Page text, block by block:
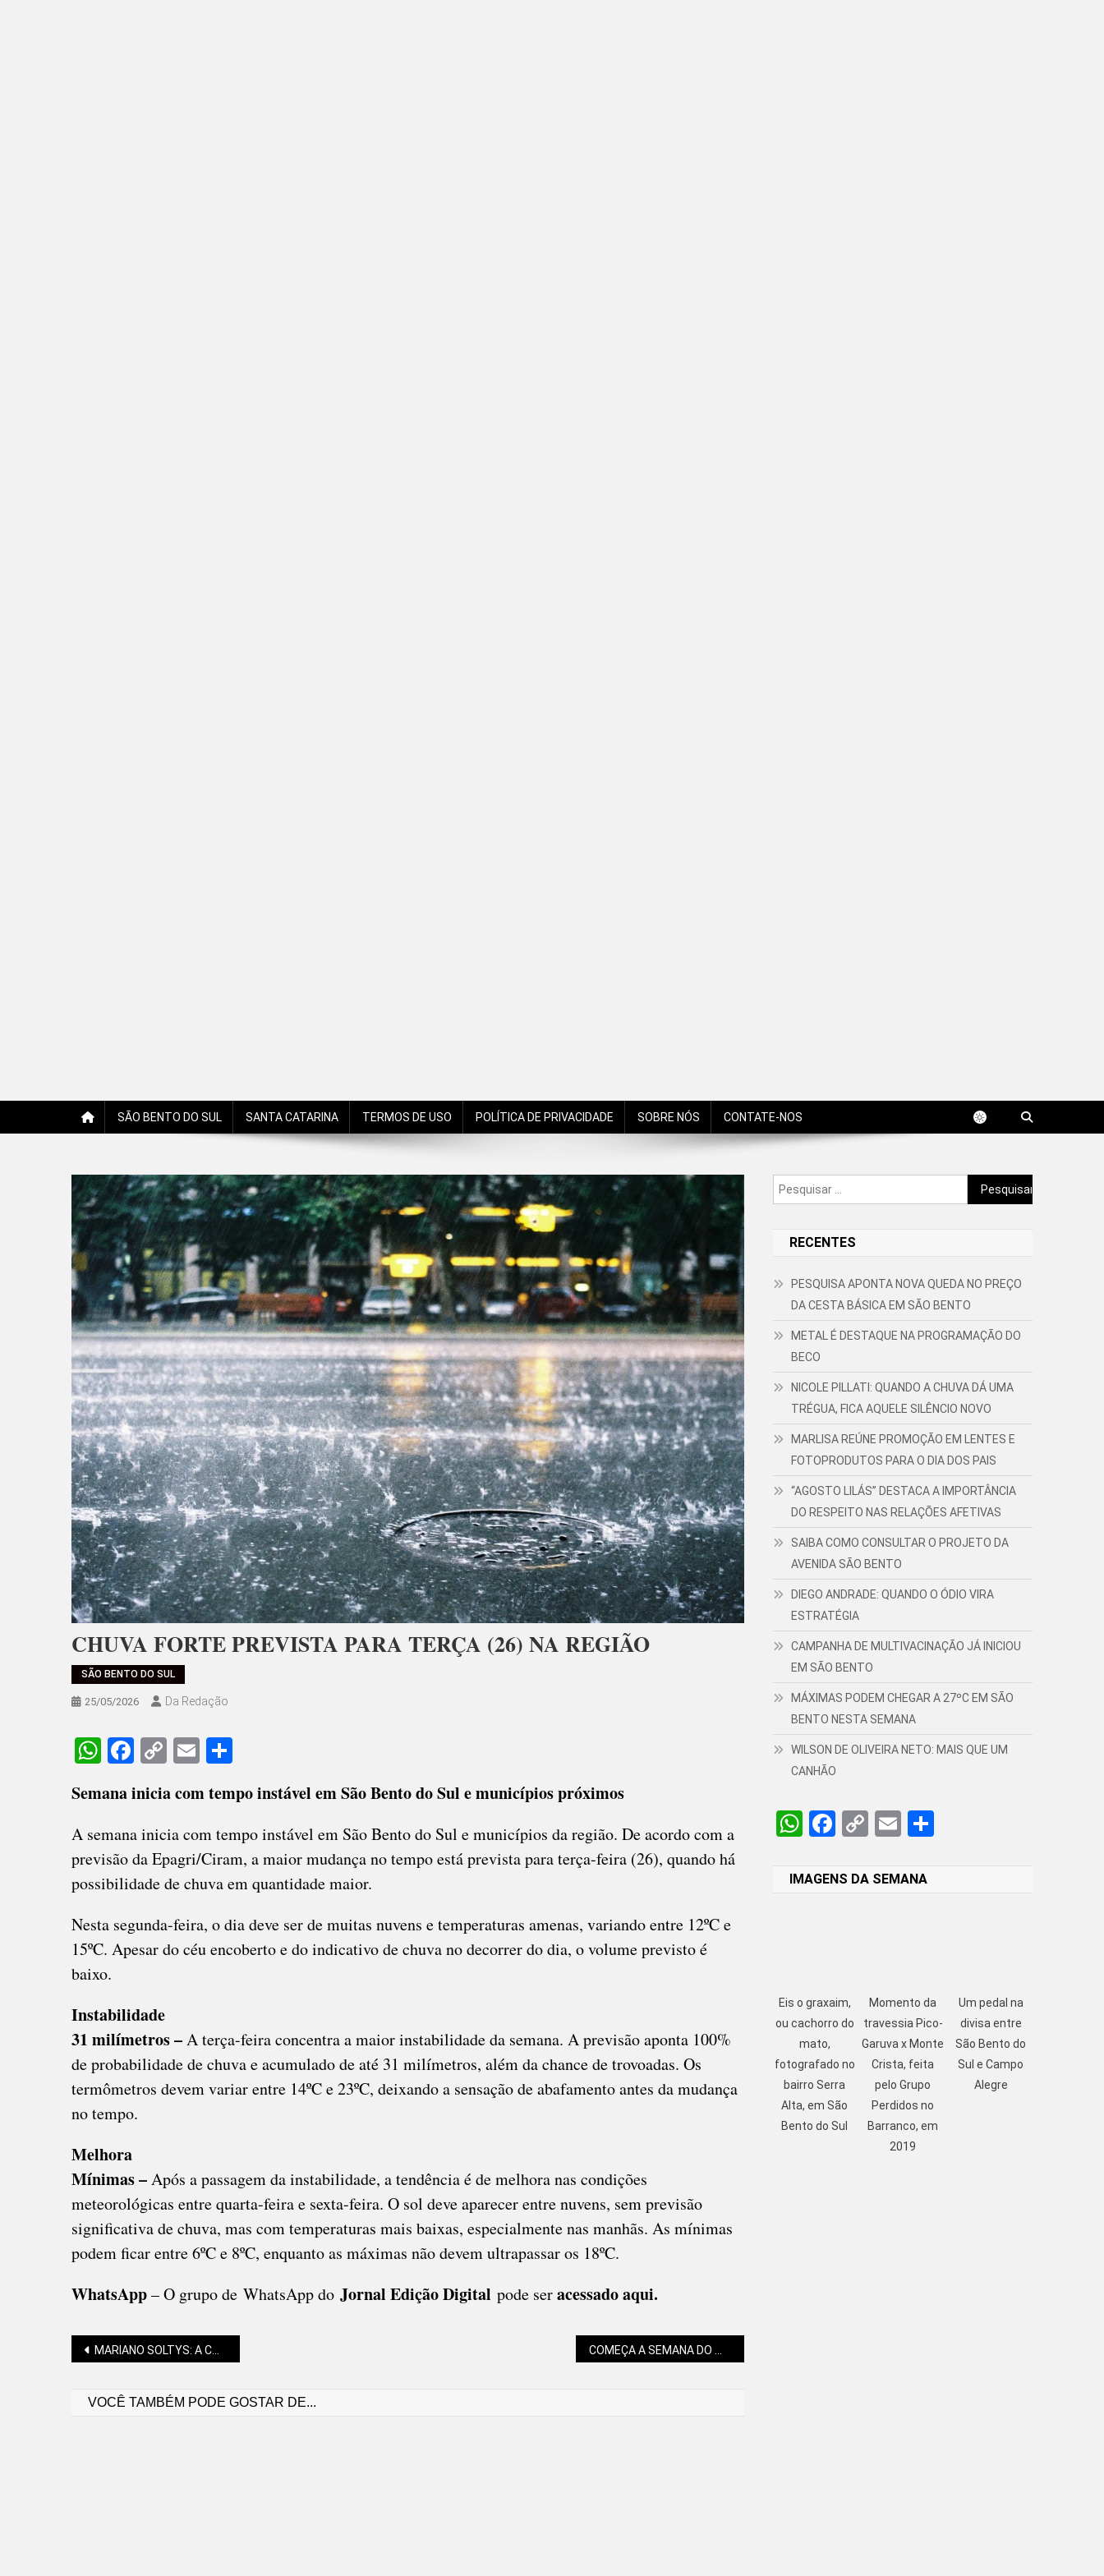
SÃO BENTO DO SUL SANTA CATARINA TERMOS DE USO POLÍTICA DE PRIVACIDADE SOBRE NÓS CONTATE-NOS
CHUVA FORTE PREVISTA PARA TERÇA (26) NA REGIÃO
SÃO BENTO DO SUL
25/05/2026 Da Redação
WhatsApp
Facebook
CopyEmail
Semana inicia com tempo instável em São Bento do Sul e municípios próximos
A semana inicia com tempo instável em São Bento do Sul e municípios da região. De acordo com a
previsão da Epagri/Ciram, a maior mudança no tempo está prevista para terça-feira (26), quando há
possibilidade de chuva em quantidade maior.
Nesta segunda-feira, o dia deve ser de muitas nuvens e temperaturas amenas, variando entre 12ºC e
15ºC. Apesar do céu encoberto e do indicativo de chuva no decorrer do dia, o volume previsto é
baixo.
Instabilidade
31 milímetros –A terça-feira concentra a maior instabilidade da semana. A previsão aponta 100%
de probabilidade de chuva e acumulado de até 31 milímetros, além da chance de trovoadas. Os
termômetros devem variar entre 14ºC e 23ºC, deixando a sensação de abafamento antes da mudança
no tempo.
Melhora
Mínimas –Após a passagem da instabilidade, a tendência é de melhora nas condições
meteorológicas entre quarta-feira e sexta-feira. O sol deve aparecer entre nuvens, sem previsão
significativa de chuva, mas com temperaturas mais baixas, especialmente nas manhãs. As mínimas
podem ficar entre 6ºC e 8ºC, enquanto as máximas não devem ultrapassar os 18ºC.
WhatsApp– O grupo de WhatsApp do Jornal Edição Digital pode seracessado aqui.
Navegação
MARIANO SOLTYS: A CONVOCAÇÃO DA SELEÇÃO E A FILOSOFIA DE ERNEST BLOCH
VOCÊ TAMBÉM PODE GOSTAR DE...
Pesquisar
por:
RECENTES
PESQUISA APONTA NOVA QUEDA NO PREÇO
DA CESTA BÁSICA EM SÃO BENTO
METAL É DESTAQUE NA PROGRAMAÇÃO DO
BECO
NICOLE PILLATI: QUANDO A CHUVA DÁ UMA
TRÉGUA, FICA AQUELE SILÊNCIO NOVO
MARLISA REÚNE PROMOÇÃO EM LENTES E
FOTOPRODUTOS PARA O DIA DOS PAIS
“AGOSTO LILÁS” DESTACA A IMPORTÂNCIA
DO RESPEITO NAS RELAÇÕES AFETIVAS
SAIBA COMO CONSULTAR O PROJETO DA
AVENIDA SÃO BENTO
DIEGO ANDRADE: QUANDO O ÓDIO VIRA
ESTRATÉGIA
CAMPANHA DE MULTIVACINAÇÃO JÁ INICIOU
EM SÃO BENTO
MÁXIMAS PODEM CHEGAR A 27ºC EM SÃO
BENTO NESTA SEMANA
WILSON DE OLIVEIRA NETO: MAIS QUE UM
CANHÃO
WhatsApp
Facebook
CopyEmail
IMAGENS DA SEMANA
Eis o graxaim,
ou cachorro do
mato,
fotografado no
bairro Serra
Alta, em São
Bento do Sul
Momento da
travessia Pico-
Garuva x Monte
Crista, feita
pelo Grupo
Perdidos no
Barranco, em
2019
Um pedal na
divisa entre
São Bento do
Sul e Campo
Alegre